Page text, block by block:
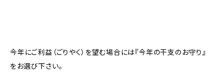
今年にご利益（ごりやく）を望む場合には『今年の干支のお守り』
をお選び下さい。